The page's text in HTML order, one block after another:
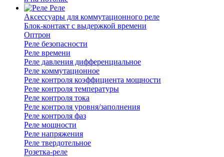
Реле
Аксессуары для коммутационного реле
Блок-контакт с выдержкой времени
Оптрон
Реле безопасности
Реле времени
Реле давления дифференциальное
Реле коммутационное
Реле контроля коэффициента мощности
Реле контроля температуры
Реле контроля тока
Реле контроля уровня/заполнения
Реле контроля фаз
Реле мощности
Реле напряжения
Реле твердотельное
Розетка-реле